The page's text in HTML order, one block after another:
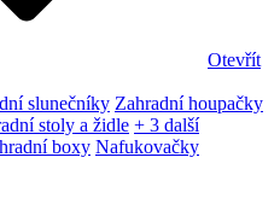
Otevřít
slunečníky Zahradní houpačky
stoly a židle + 3 další
boxy Nafukovačky